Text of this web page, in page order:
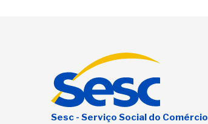
Sesc - Serviço Social do Comércio